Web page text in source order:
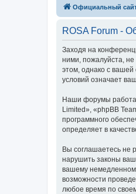
Официальный
ROSA Forum -
Заходя на
ними, пожалуйста,
этом, однако с
условий означает
Наши форумы
Limited», «phpBB
программного
определяет в
Вы соглашаетесь не
нарушить законы
вашему
возможности
любое время по